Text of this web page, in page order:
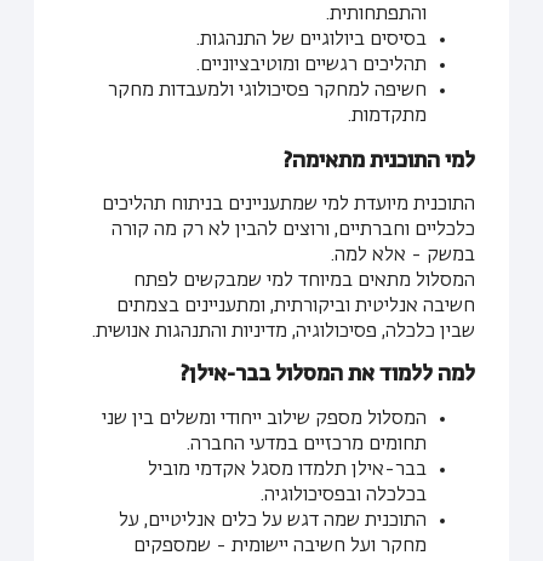
והתפתחותית.
בסיסים ביולוגיים של התנהגות.
תהליכים רגשיים ומוטיבציוניים.
חשיפה למחקר פסיכולוגי ולמעבדות מחקר
מתקדמות.
למי התוכנית מתאימה?
התוכנית מיועדת למי שמתעניינים בניתוח תהליכים
כלכליים וחברתיים, ורוצים להבין לא רק מה קורה
במשק - אלא למה.
המסלול מתאים במיוחד למי שמבקשים לפתח
חשיבה אנליטית וביקורתית, ומתעניינים בצמתים
שבין כלכלה, פסיכולוגיה, מדיניות והתנהגות אנושית.
למה ללמוד את המסלול בבר-אילן?
המסלול מספק שילוב ייחודי ומשלים בין שני
תחומים מרכזיים במדעי החברה.
בבר-אילן תלמדו מסגל אקדמי מוביל
בכלכלה ובפסיכולוגיה.
התוכנית שמה דגש על כלים אנליטיים, על
מחקר ועל חשיבה יישומית - שמספקים